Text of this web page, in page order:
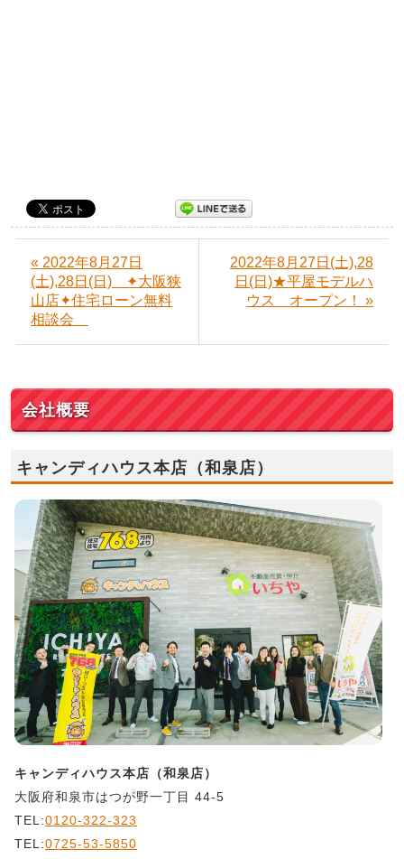
« 2022年8月27日
(土),28日(日) ✦大阪狭
山店✦住宅ローン無料
相談会
2022年8月27日(土),28
日(日)★平屋モデルハ
ウス オープン！ »
会社概要
キャンディハウス本店（和泉店）
キャンディハウス本店（和泉店）
大阪府和泉市はつが野一丁目 44-5
TEL:0120-322-323
TEL:0725-53-5850